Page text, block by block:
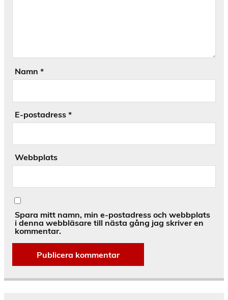
Namn *
E-postadress *
Webbplats
Spara mitt namn, min e-postadress och webbplats
i denna webbläsare till nästa gång jag skriver en
kommentar.
Alternative: